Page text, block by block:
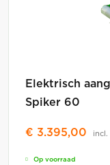
Elektrisch
Spiker 60
€ 3.395,00 incl.
Op voorraad